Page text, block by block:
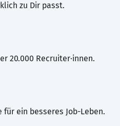
zu Dir passt.
20.000 Recruiter·innen.
ein besseres Job-Leben.